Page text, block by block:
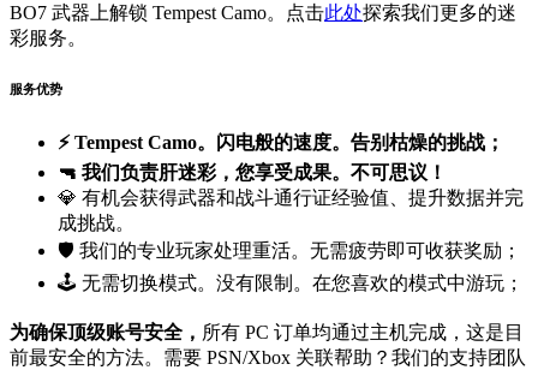
BO7 武器上解锁 Tempest Camo。点击此处探索我们更多的迷
彩服务。
服务优势
⚡ Tempest Camo。闪电般的速度。告别枯燥的挑战；
🔫 我们负责肝迷彩，您享受成果。不可思议！
💎 有机会获得武器和战斗通行证经验值、提升数据并完
成挑战。
🛡️ 我们的专业玩家处理重活。无需疲劳即可收获奖励；
🕹️ 无需切换模式。没有限制。在您喜欢的模式中游玩；
为确保顶级账号安全， 所有 PC 订单均通过主机完成，这是目
前最安全的方法。需要 PSN/Xbox 关联帮助？我们的支持团队